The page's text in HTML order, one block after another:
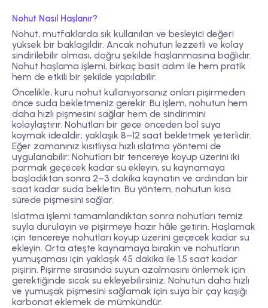
Nohut Nasıl Haşlanır?
Nohut, mutfaklarda sık kullanılan ve besleyici değeri
yüksek bir baklagildir. Ancak nohutun lezzetli ve kolay
sindirilebilir olması, doğru şekilde haşlanmasına bağlıdır.
Nohut haşlama işlemi, birkaç basit adım ile hem pratik
hem de etkili bir şekilde yapılabilir.
Öncelikle, kuru nohut kullanıyorsanız onları pişirmeden
önce suda bekletmeniz gerekir. Bu işlem, nohutun hem
daha hızlı pişmesini sağlar hem de sindirimini
kolaylaştırır. Nohutları bir gece önceden bol suya
koymak idealdir; yaklaşık 8–12 saat bekletmek yeterlidir.
Eğer zamanınız kısıtlıysa hızlı ıslatma yöntemi de
uygulanabilir: Nohutları bir tencereye koyup üzerini iki
parmak geçecek kadar su ekleyin, su kaynamaya
başladıktan sonra 2–3 dakika kaynatın ve ardından bir
saat kadar suda bekletin. Bu yöntem, nohutun kısa
sürede pişmesini sağlar.
Islatma işlemi tamamlandıktan sonra nohutları temiz
suyla durulayın ve pişirmeye hazır hâle getirin. Haşlamak
için tencereye nohutları koyup üzerini geçecek kadar su
ekleyin. Orta ateşte kaynamaya bırakın ve nohutların
yumuşaması için yaklaşık 45 dakika ile 1,5 saat kadar
pişirin. Pişirme sırasında suyun azalmasını önlemek için
gerektiğinde sıcak su ekleyebilirsiniz. Nohutun daha hızlı
ve yumuşak pişmesini sağlamak için suya bir çay kaşığı
karbonat eklemek de mümkündür.